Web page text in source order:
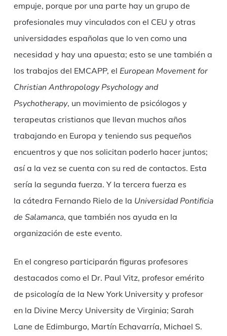
empuje, porque por una parte hay un grupo de
profesionales muy vinculados con el CEU y otras
universidades españolas que lo ven como una
necesidad y hay una apuesta; esto se une también a
los trabajos del EMCAPP, el European Movement for
Christian Anthropology Psychology and
Psychotherapy, un movimiento de psicólogos y
terapeutas cristianos que llevan muchos años
trabajando en Europa y teniendo sus pequeños
encuentros y que nos solicitan poderlo hacer juntos;
así a la vez se cuenta con su red de contactos. Esta
sería la segunda fuerza. Y la tercera fuerza es
la cátedra Fernando Rielo de la Universidad Pontificia
de Salamanca, que también nos ayuda en la
organización de este evento.
En el congreso participarán figuras profesores
destacados como el Dr. Paul Vitz, profesor emérito
de psicología de la New York University y profesor
en la Divine Mercy University de Virginia; Sarah
Lane de Edimburgo, Martín Echavarría, Michael S.